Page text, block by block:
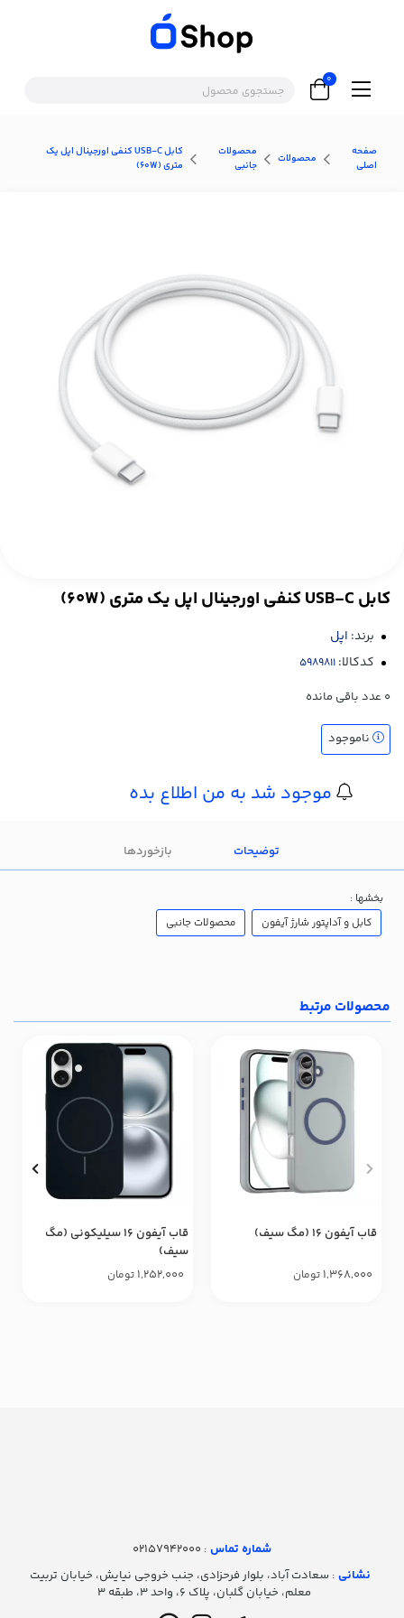
صفحه
اصلی
محصولات
محصولات
جانبی
کابل USB-C کنفی اورجینال اپل یک
متری (60W)
کابل USB-C کنفی اورجینال اپل یک متری (60W)
برند: اپل
کدکالا:
0 عدد باقی مانده
ناموجود
موجود شد به من اطلاع بده
توضیحات بازخوردها
بخشها :
کابل و آداپتور شارژ آیفون
محصولات جانبی
محصولات مرتبط
قاب آیفون ۱۶ (مگ سیف)
1,368,000 تومان
قاب آیفون ۱۶ سیلیکونی (مگ
سیف)
1,252,000 تومان
شماره تماس‌ : 02157942000
نشانی : سعادت آباد، بلوار فرحزادی، جنب خروجی نیایش، خیابان تربیت
معلم، خیابان گلبان، پلاک ۶، واحد ۳، طبقه ۳
0